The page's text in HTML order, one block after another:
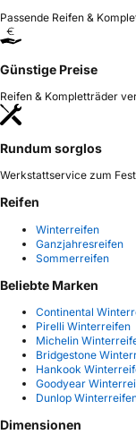
Passende Reifen &
Günstige Preise
Reifen & Kompletträder
Rundum sorglos
Werkstattservice zum
Reifen
Winterreifen
Ganzjahresreifen
Sommerreifen
Beliebte Marken
Continental
Pirelli Winterreifen
Michelin
Bridgestone
Hankook
Goodyear
Dunlop
Dimensionen